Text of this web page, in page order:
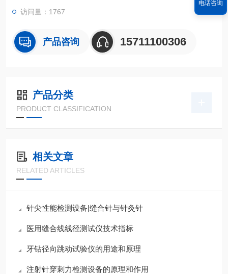
访问量：1767
产品咨询 15711100306
产品分类
PRODUCT CLASSIFICATION
相关文章
RELATED ARTICLES
针尖性能检测设备|缝合针与针灸针
医用缝合线线径测试仪技术指标
牙钻径向跳动试验仪的用途和原理
注射针穿刺力检测设备的原理和作用
电话咨询